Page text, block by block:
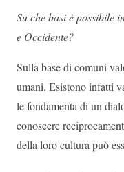
Su che basi è possibile
e Occidente?
Sulla base di comuni
umani. Esistono infatti
le fondamenta di un
conoscere
della loro cultura può